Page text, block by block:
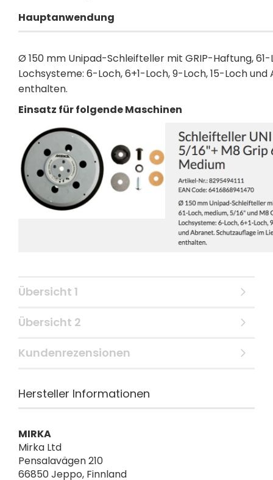
Hauptanwendung
Ø 150 mm Unipad-Schleifteller mit GRIP-Haftung, 61-
Lochsysteme: 6-Loch, 6+1-Loch, 9-Loch, 15-Loch
enthalten.
Einsatz für folgende Maschinen
Übersicht 1
Übersicht 2
Kundenrezensionen
Hersteller Informationen
MIRKA
Mirka Ltd
Pensalavägen 210
66850 Jeppo, Finnland